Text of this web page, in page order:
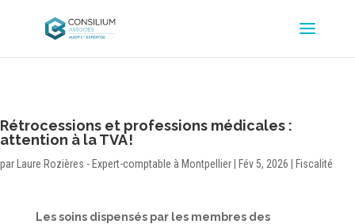
Rétrocessions et professions médicales :
attention à la TVA !
par Laure Rozières - Expert-comptable à Montpellier Fév 5, 2026 Fiscalité
Les soins dispensés par les membres des